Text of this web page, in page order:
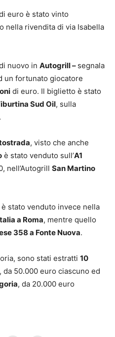
euro è stato vinto
nella rivendita di via Isabella
nuovo in Autogrill – segnala
un fortunato giocatore
di euro. Il biglietto è stato
Sud Oil, sulla
, visto che anche
è stato venduto sull’A1
nell’Autogrill San Martino
stato venduto invece nella
a Roma, mentre quello
358 a Fonte Nuova.
sono stati estratti 10
, da 50.000 euro ciascuno ed
, da 20.000 euro